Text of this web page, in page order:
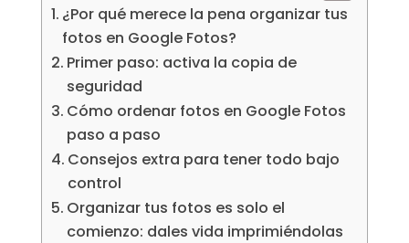
¿Por qué merece la pena organizar tus
fotos en Google Fotos?
Primer paso: activa la copia de
seguridad
Cómo ordenar fotos en Google Fotos
paso a paso
Consejos extra para tener todo bajo
control
Organizar tus fotos es solo el
comienzo: dales vida imprimiéndolas